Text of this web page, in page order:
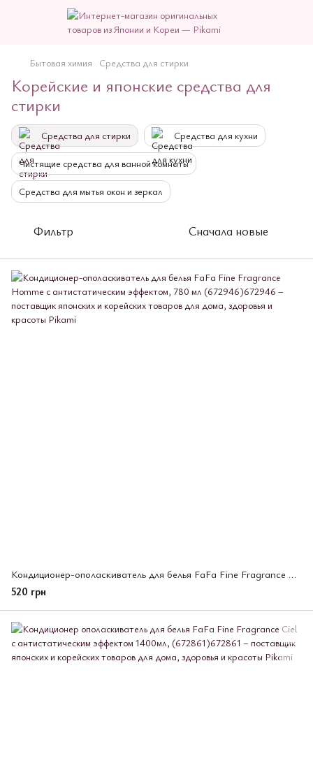
Бытовая химия Средства для стирки
Корейские и японские средства для
стирки
Средства для стирки Средства для кухни
Чистящие средства для ванной комнаты
Средства для мытья окон и зеркал
Фильтр Сначала новые
Кондиционер-ополаскиватель для белья FaFa Fine Fragrance Homme с антистатическим эффектом, 780 мл (672946)
520 грн